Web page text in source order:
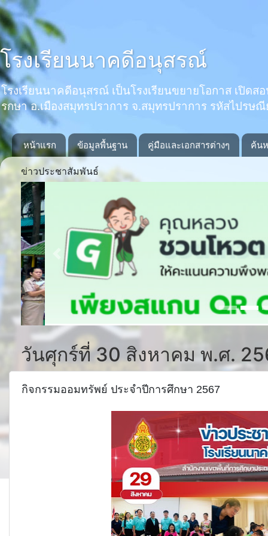
โรงเรียนนาคดีอนุสรณ์
โรงเรียนนาคดีอนุสรณ์ เป็นโรงเรียนขยายโอกาส เปิ
รกษา อ.เมืองสมุทรปราการ จ.สมุทรปราการ รหัสไปรษ
หน้าแรก ข้อมูลพื้นฐาน คู่มือและเอกสารต่างๆ ค้น
ข่าวประชาสัมพันธ์
Previous
วันศุกร์ที่ 30 สิงหาคม พ.ศ.
กิจกรรมออมทรัพย์ ประจำปีการศึกษา 2567